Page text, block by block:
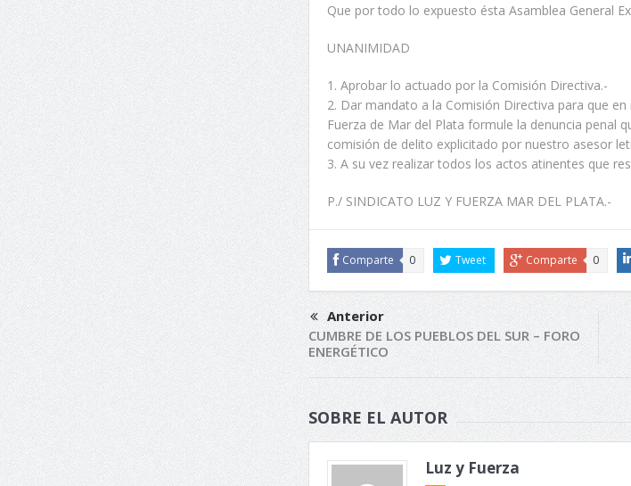
Que por todo lo expuesto ésta Asamblea General
UNANIMIDAD
1. Aprobar lo actuado por la Comisión Directiva.-
2. Dar mandato a la Comisión Directiva para que
Fuerza de Mar del Plata formule la denuncia penal
comisión de delito explicitado por nuestro asesor
3. A su vez realizar todos los actos atinentes que
P./ SINDICATO LUZ Y FUERZA MAR DEL PLATA.-
Comparte 0 Tweet Comparte 0
Anterior
CUMBRE DE LOS PUEBLOS DEL SUR – FORO
ENERGÉTICO
SOBRE EL AUTOR
Luz y Fuerza